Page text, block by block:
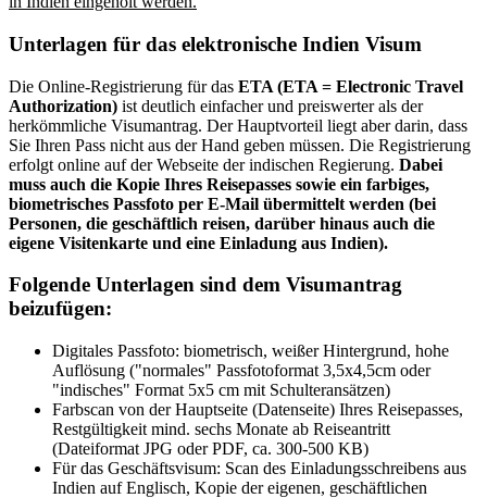
Unterlagen für das elektronische Indien Visum
Die Online-Registrierung für das ETA (ETA = Electronic Travel
Authorization) ist deutlich einfacher und preiswerter als der
herkömmliche Visumantrag. Der Hauptvorteil liegt aber darin, dass
Sie Ihren Pass nicht aus der Hand geben müssen. Die Registrierung
erfolgt online auf der Webseite der indischen Regierung. Dabei
muss auch die Kopie Ihres Reisepasses sowie ein farbiges,
biometrisches Passfoto per E-Mail übermittelt werden (bei
Personen, die geschäftlich reisen, darüber hinaus auch die
eigene Visitenkarte und eine Einladung aus Indien).
Folgende Unterlagen sind dem Visumantrag
beizufügen:
Digitales Passfoto: biometrisch, weißer Hintergrund, hohe
Auflösung ("normales" Passfotoformat 3,5x4,5cm oder
"indisches" Format 5x5 cm mit Schulteransätzen)
Farbscan von der Hauptseite (Datenseite) Ihres Reisepasses,
Restgültigkeit mind. sechs Monate ab Reiseantritt
(Dateiformat JPG oder PDF, ca. 300-500 KB)
Für das Geschäftsvisum: Scan des Einladungsschreibens aus
Indien auf Englisch, Kopie der eigenen, geschäftlichen